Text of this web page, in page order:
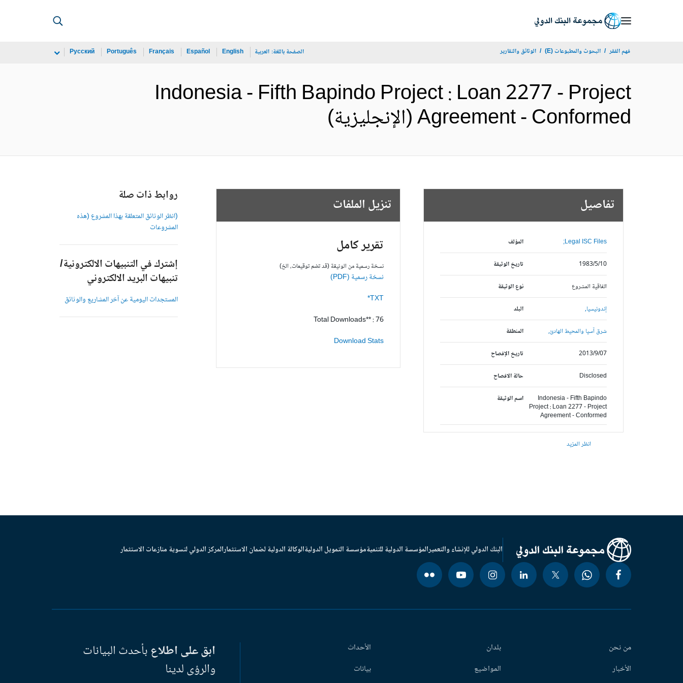
فهم الفقر البحوث والمطبوعات (E) الوثائق والتقارير الصفحة باللغة: العربية English
Español
Français
Português
Русский
Indonesia - Fifth Bapindo Project : Loan 2277 - Project
Agreement - Conformed (الإنجليزية)
تفاصيل
المؤلف Legal ISC Files;
تاريخ الوثيقة 1983/5/10
نوع الوثيقة اتفاقية المشروع
البلد إندونيسيا,
المنطقة شرق آسيا والمحيط الهادئ,
تاريخ الإفصاح 2013/9/07
حالة الافصاح Disclosed
اسم الوثيقة
Indonesia - Fifth Bapindo
Project : Loan 2277 - Project
Agreement - Conformed
انظر المزيد
تنزيل الملفات
تقرير كامل
نسخة رسمية من الوثيقة (قد تضم توقيعات، الخ)
نسخة رسمية (PDF)
TXT*
Total Downloads** : 76
Download Stats
روابط ذات صلة
(انظر الوثائق المتعلقة بهذا المشروع (هذه
المشروعات
إشترك في التنبيهات الالكترونية/
تنبيهات البريد الالكتروني
المستجدات اليومية عن آخر المشاريع والوثائق
البنك الدولي للإنشاء والتعميرالمؤسسة الدولية للتنميةمؤسسة التمويل الدوليةالوكالة الدولية لضمان الاستثمارالمركز الدولي لتسوية منازعات الاستثمار
من نحن
الأخبار
بلدان
المواضيع
الأحداث
بيانات
ابق على اطلاعبأحدث البيانات
والرؤى لدينا